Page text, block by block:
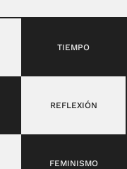
TIEMPO
REFLEXIÓN
FEMINISMO